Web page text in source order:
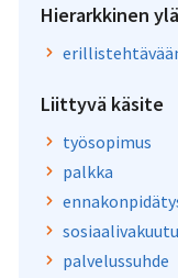
Hierarkkinen
Liittyvä käsite
työsopimus
palkka
palvelussuhde